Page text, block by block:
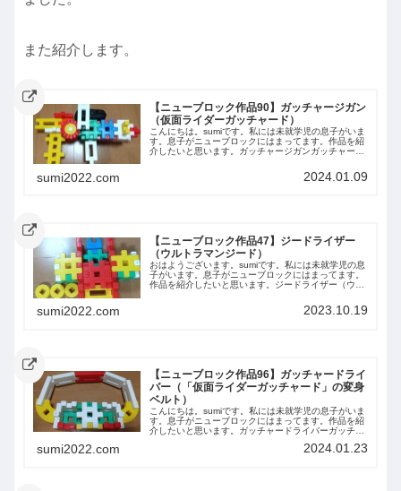
また紹介します。
【ニューブロック作品90】ガッチャージガン
（仮面ライダーガッチャード）
こんにちは。sumiです。私には未就学児の息子がいま
す。息子がニューブロックにはまってます。作品を紹
介したいと思います。ガッチャージガンガッチャージ
武器です。カードを入れて発動させる銃なので、...
sumi2022.com 2024.01.09
【ニューブロック作品47】ジードライザー
（ウルトラマンジード）
おはようございます。sumiです。私には未就学児の息
子がいます。息子がニューブロックにはまってます。
作品を紹介したいと思います。ジードライザー（ウル
ジードに登場する変身アイテムです。丸いのがカ...
sumi2022.com 2023.10.19
【ニューブロック作品96】ガッチャードライ
バー（「仮面ライダーガッチャード」の変身
ベルト）
こんにちは。sumiです。私には未就学児の息子がいま
す。息子がニューブロックにはまってます。作品を紹
介したいと思います。ガッチャードライバーガッチャ
登場する変身ベルトです。カードを２枚入れると...
sumi2022.com 2024.01.23